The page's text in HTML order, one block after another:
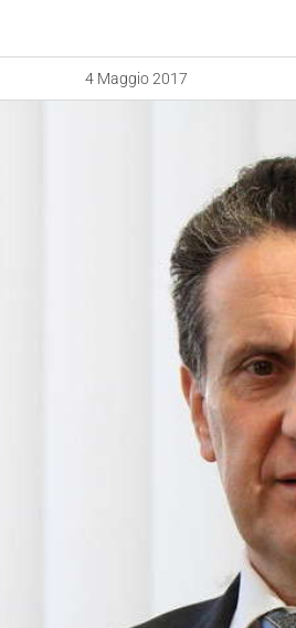
4 Maggio 2017